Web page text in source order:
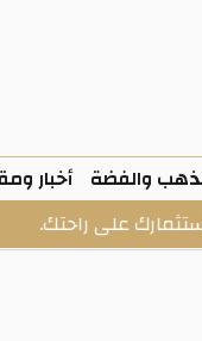
والفضة أخبار
راحتك.